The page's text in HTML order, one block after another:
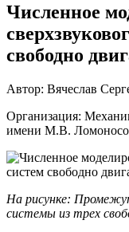
Численное
свободно
Автор: Вячеслав
Организация:
имени М.В.
На рисунке:
системы из трех